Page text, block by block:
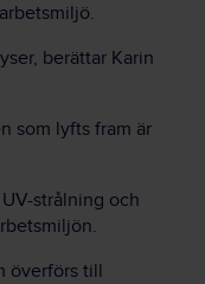
berättar Karin
som lyfts fram är
strålning och
överförs till